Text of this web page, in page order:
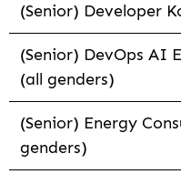
(Senior) Developer
(Senior) DevOps AI
(all genders)
(Senior) Energy
genders)